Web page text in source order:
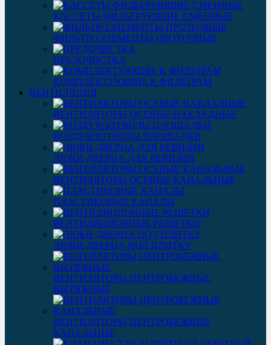
КАССЕТЫ ФИЛЬТРУЮЩИЕ СМЕННЫЕ
ФИЛЬТРОЭЛЕМЕНТЫ ПРОТОЧНЫЕ
ПРЕДОЧИСТКА
КОМПЛЕКТУЮЩИЕ К ФИЛЬТРАМ
ВЕНТИЛЯЦИЯ
ВЕНТИЛЯТОРЫ ОСЕВЫЕ НАКЛАДНЫЕ
ВОЗДУХООТВОДЫ ПЛОЩАДКИ
ЛЮКИ ДВЕРЦА ДЛЯ РЕВИЗИИ
ВЕНТИЛЯТОРЫ ОСЕВЫЕ КАНАЛЬНЫЕ
ПЛАСТИКОВЫЕ КАНАЛЫ
ВЕНТИЛЯЦИОННЫЕ РЕШЕТКИ
ЛЮКИ ДВЕРЦА ПОД ПЛИТКУ
ВЕНТИЛЯТОРЫ ЦЕНТРОБЕЖНЫЕ
ВЫТЯЖНЫЕ
ВЕНТИЛЯТОРЫ ЦЕНТРОБЕЖНЫЕ
КАНАЛЬНЫЕ